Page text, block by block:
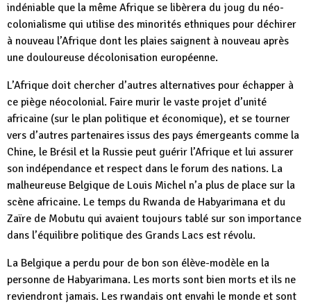
indéniable que la même Afrique se libèrera du joug du néo-
colonialisme qui utilise des minorités ethniques pour déchirer
à nouveau l’Afrique dont les plaies saignent à nouveau après
une douloureuse décolonisation européenne.
L’Afrique doit chercher d’autres alternatives pour échapper à
ce piège néocolonial. Faire murir le vaste projet d’unité
africaine (sur le plan politique et économique), et se tourner
vers d’autres partenaires issus des pays émergeants comme la
Chine, le Brésil et la Russie peut guérir l’Afrique et lui assurer
son indépendance et respect dans le forum des nations. La
malheureuse Belgique de Louis Michel n’a plus de place sur la
scène africaine. Le temps du Rwanda de Habyarimana et du
Zaïre de Mobutu qui avaient toujours tablé sur son importance
dans l’équilibre politique des Grands Lacs est révolu.
La Belgique a perdu pour de bon son élève-modèle en la
personne de Habyarimana. Les morts sont bien morts et ils ne
reviendront jamais. Les rwandais ont envahi le monde et sont